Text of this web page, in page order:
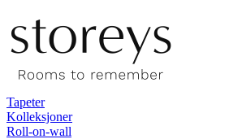
Tapeter
Kolleksjoner
Roll-on-wall